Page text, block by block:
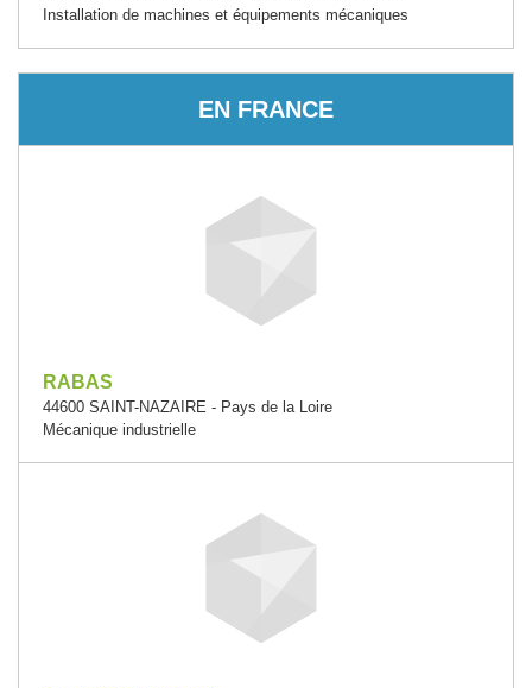
Installation de machines et équipements mécaniques
EN FRANCE
RABAS
44600 SAINT-NAZAIRE - Pays de la Loire
Mécanique industrielle